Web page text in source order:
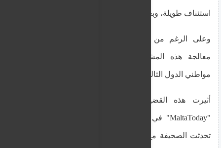
استئناف طويلة، وبعضهم يُترك بلا مأوى.
وعلى الرغم من ذلك، تظل الحكومة مترددة في
معالجة هذه المشكلة، وترفض الكشف عن عدد
مواطني الدول الثالثة الذين هم قيد الاستئناف.
أثيرت هذه القضية لأول مرة من قبل صحيفة
"MaltaToday" في وقت سابق من هذا العام، عندما
تحدثت الصحيفة مع عدد من العمال من خارج الاتحاد